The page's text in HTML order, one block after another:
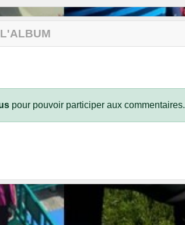
pour pouvoir participer aux commentaires.